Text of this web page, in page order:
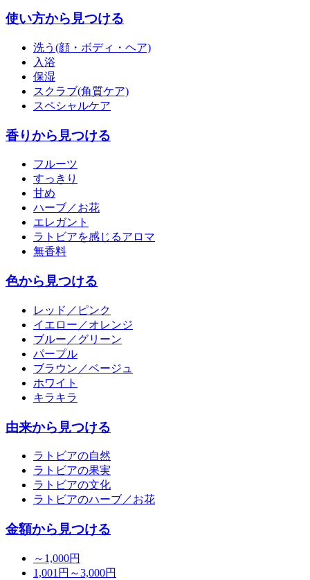
使い方から見つける
洗う(顔・ボディ・ヘア)
入浴
保湿
スクラブ(角質ケア)
スペシャルケア
香りから見つける
フルーツ
すっきり
甘め
ハーブ／お花
エレガント
ラトビアを感じるアロマ
無香料
色から見つける
レッド／ピンク
イエロー／オレンジ
ブルー／グリーン
パープル
ブラウン／ベージュ
ホワイト
キラキラ
由来から見つける
ラトビアの自然
ラトビアの果実
ラトビアの文化
ラトビアのハーブ／お花
金額から見つける
～1,000円
1,001円～3,000円